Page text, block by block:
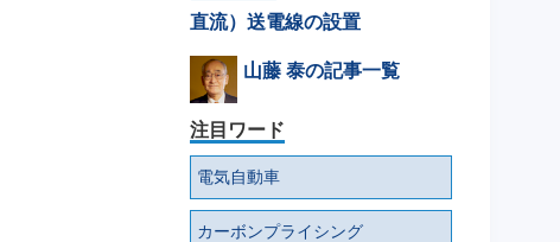
直流）送電線の設置
山藤 泰の記事一覧
注目ワード
電気自動車
カーボンプライシング